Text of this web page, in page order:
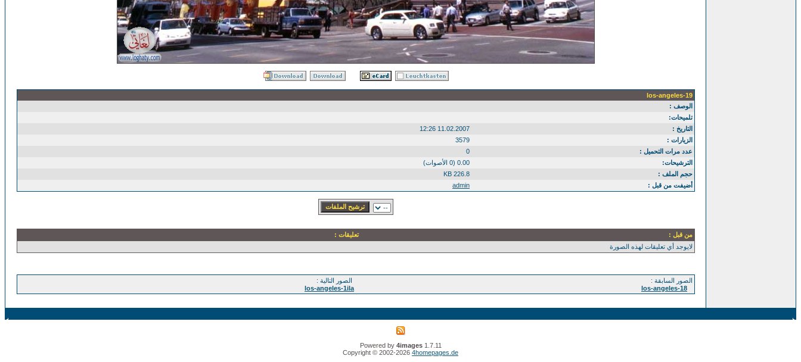
los-angeles-19
الوصف :
تلميحات:
التاريخ :
11.02.2007 12:26
الزيارات :
3579
عدد مرات التحميل :
0
الترشيحات:
0.00 (0 الأصوات)
حجم الملف :
226.8 KB
أضيفت من قبل :
admin
من قبل :
تعليقات :
لايوجد أي تعليقات لهذه الصورة
الصور السابقة :
los-angeles-18
الصور التالية :
los-angeles-1ila
Powered by 4images1.7.11
Copyright © 2002-2026 4homepages.de